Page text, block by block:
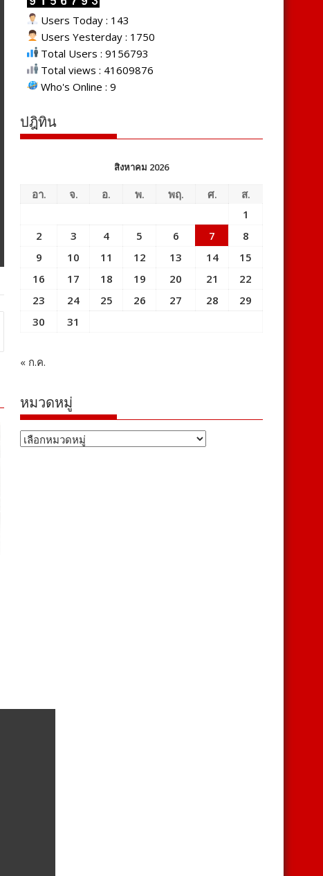
Users Today : 143
Users Yesterday : 1750
Total Users : 9156793
Total views : 41609876
Who's Online : 9
ปฎิทิน
สิงหาคม 2026
อา. จ. อ. พ. พฤ. ศ.
ส.
1
2
3 4 5 6 7
8
9
10 11 12 13 14
15
16
17 18 19 20 21
22
23
24 25 26 27 28
29
30
31
« ก.ค.
หมวดหมู่
หมวด